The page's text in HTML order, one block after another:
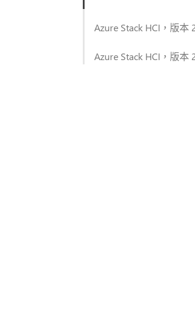
Azure Stack HCI，版本
Azure Stack HCI，版本